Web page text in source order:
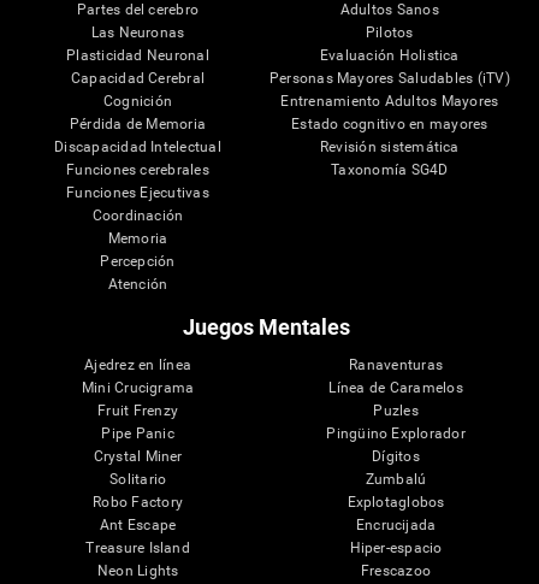
Partes del cerebro
Las Neuronas
Plasticidad Neuronal
Capacidad Cerebral
Cognición
Pérdida de Memoria
Discapacidad Intelectual
Funciones cerebrales
Funciones Ejecutivas
Coordinación
Memoria
Percepción
Atención
Adultos Sanos
Pilotos
Evaluación Holistica
Personas Mayores Saludables (iTV)
Entrenamiento Adultos Mayores
Estado cognitivo en mayores
Revisión sistemática
Taxonomía SG4D
Juegos Mentales
Ajedrez en línea
Mini Crucigrama
Fruit Frenzy
Pipe Panic
Crystal Miner
Solitario
Robo Factory
Ant Escape
Treasure Island
Neon Lights
Ranaventuras
Línea de Caramelos
Puzles
Pingüino Explorador
Dígitos
Zumbalú
Explotaglobos
Encrucijada
Hiper-espacio
Frescazoo